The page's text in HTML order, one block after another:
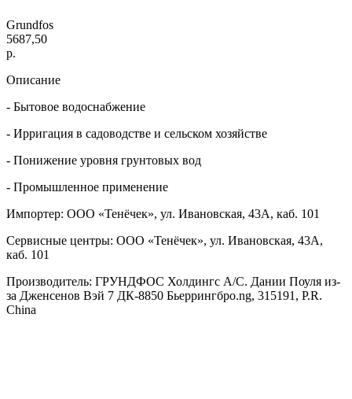
Grundfos
5687,50
р.
Описание
- Бытовое водоснабжение
- Ирригация в садоводстве и сельском хозяйстве
- Понижение уровня грунтовых вод
- Промышленное применение
Импортер: ООО «Тенёчек», ул. Ивановская, 43А, каб. 101
Сервисные центры: ООО «Тенёчек», ул. Ивановская, 43А,
каб. 101
Производитель: ГРУНДФОС Холдингс А/С. Дании Поуля из-
за Дженсенов Вэй 7 ДК-8850 Бьеррингбро.ng, 315191, P.R.
China